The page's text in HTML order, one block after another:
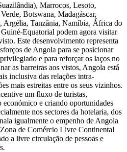
Marrocos, Lesoto,
Botswana, Madagáscar,
Argélia, Tanzânia, Namíbia, África do
Equatorial podem agora visitar
Este desenvolvimento representa
de Angola para se posicionar
e para reforçar os laços no
as barreiras aos vistos, Angola está
inclusiva das relações intra-
mais estreitas entre os seus vizinhos.
um fluxo de turistas,
e criando oportunidades
nos sectores da hotelaria, dos
igualmente o empenho de Angola
de Comércio Livre Continental
a livre circulação de pessoas e